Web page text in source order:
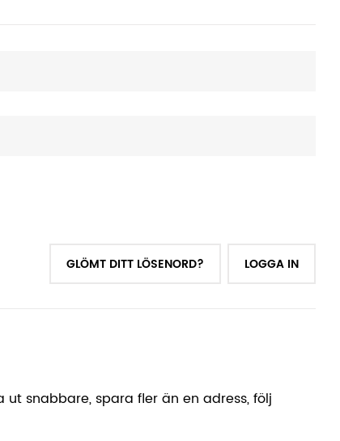
LOGGA IN
GLÖMT DITT LÖSENORD?
snabbare, spara fler än en adress, följ